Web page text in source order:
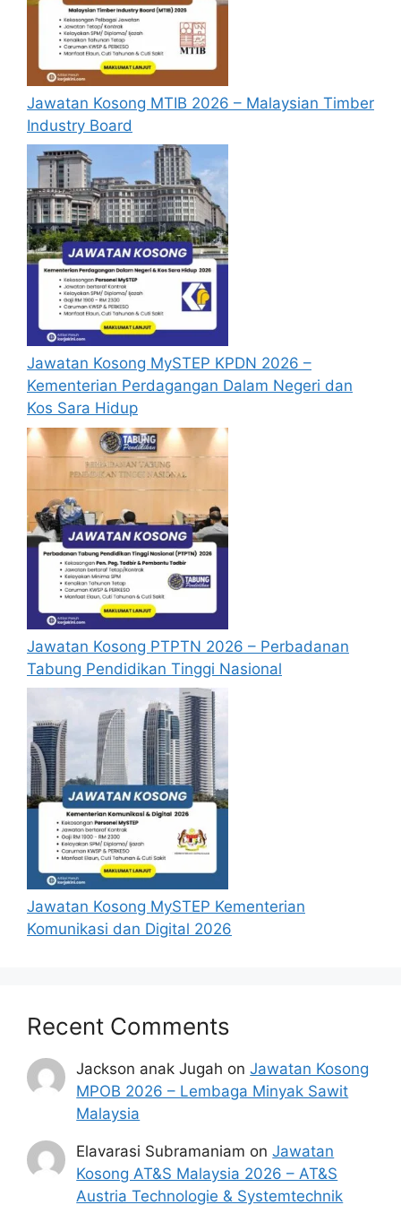
yang dipohon, gambar berukuran
passport serta salinan sijil-sijil berkaitan)
semasa membuat permohonan.
Pemohon yang telah mendaftar dan
memohon jawatan yang disenaraikan
tidak perlu lagi memohon semula
sekiranya tempoh permohonan masih
sah.
Sebelum membuat permohonan sila
pastikan andalogin/register
mengisi segala maklumat yang diminta
dengan lengkap dan tepat.
Perlu diingatkan, hanya pemohon yang
layak sahaja akan dipanggil ke
temuduga. Sila lengkapkan dan
kemaskini maklumat anda yang telah
didaftarkan. Permohonan yang tidak
menerima sebarang jawapan selepas 6
bulandari tarikh iklan ditutup hendaklah
menganggap permohonan mereka tidak
berjaya.
Mohon Online
Jawatan Kosong MTIB 2026 – Malaysian Timber
Industry Board
Jawatan Kosong MySTEP KPDN 2026 –
Kementerian Perdagangan Dalam Negeri dan
Kos Sara Hidup
Jawatan Kosong PTPTN 2026 – Perbadanan
Tabung Pendidikan Tinggi Nasional
Jawatan Kosong MySTEP Kementerian
Komunikasi dan Digital 2026
Recent Comments
Jackson anak Jugah onJawatan Kosong
MPOB 2026 – Lembaga Minyak Sawit
Malaysia
Elavarasi Subramaniam onJawatan
Kosong AT&S Malaysia 2026 – AT&S
Austria Technologie & Systemtechnik